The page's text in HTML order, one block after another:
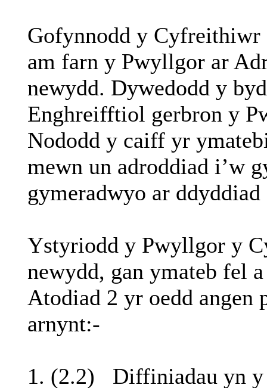
Gofynnodd y Cyfreithiwr
am farn y Pwyllgor ar
newydd. Dywedodd y
Enghreifftiol gerbron y
Nododd y caiff yr
mewn un adroddiad i’w
gymeradwyo ar ddyddiad
Ystyriodd y Pwyllgor y
newydd, gan ymateb fel
Atodiad 2 yr oedd angen
arnynt:-
1. (2.2) Diffiniadau yn